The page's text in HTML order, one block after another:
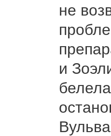
не
и